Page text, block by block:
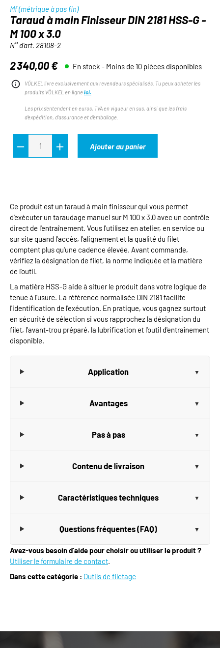
Mf (métrique à pas fin)
Taraud à main Finisseur DIN 2181 HSS-G -
M 100 x 3.0
N° d'art. 28108-2
Prix régulier :
2 340,00 € En stock - Moins de 10 pièces disponibles
VÖLKEL livre exclusivement aux revendeurs spécialisés. Tu peux acheter les
produits VÖLKEL en ligne ici.
Les prix s'entendent en euros, TVA en vigueur en sus, ainsi que les frais
d'expédition, d'assurance et d'emballage.
Ajouter au panier
Ce produit est un taraud à main finisseur qui vous permet
d'exécuter un taraudage manuel sur M 100 x 3.0 avec un contrôle
direct de l'entraînement. Vous l'utilisez en atelier, en service ou
sur site quand l'accès, l'alignement et la qualité du filet
comptent plus qu'une cadence élevée. Avant commande,
vérifiez la désignation de filet, la norme indiquée et la matière
de l'outil.
La matière HSS-G aide à situer le produit dans votre logique de
tenue à l'usure. La référence normalisée DIN 2181 facilite
l'identification de l'exécution. En pratique, vous gagnez surtout
en sécurité de sélection si vous rapprochez la désignation du
filet, l'avant-trou préparé, la lubrification et l'outil d'entraînement
disponible.
Application
Avantages
Pas à pas
Contenu de livraison
Caractéristiques techniques
Questions fréquentes (FAQ)
Avez-vous besoin d’aide pour choisir ou utiliser le produit ?
Utiliser le formulaire de contact.
Dans cette catégorie : Outils de filetage